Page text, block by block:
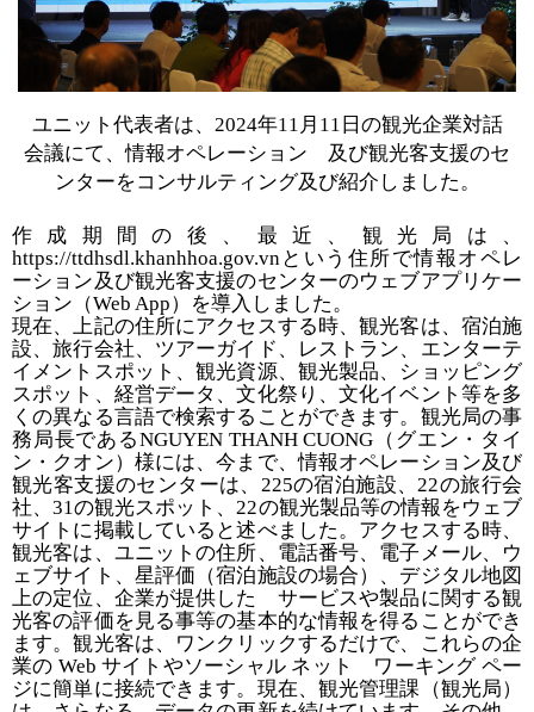
ユニット代表者は、 2024年11 月 11 日の観光企業対話
会議にて、情報オペレーション 及び観光客支援のセ
ンターをコンサルティング及び紹介しました。
作成期間の後、最近、観光局は、
https://ttdhsdl.khanhhoa.gov.vn という住所で情報オペレ
ーション及び観光客支援のセンターのウェブアプリケー
ション（Web App）を導入しました。
現在、上記の住所にアクセスする時、観光客は、宿泊施
設、旅行会社、ツアーガイド、レストラン、エンターテ
イメントスポット、観光資源、観光製品、ショッピング
スポット、経営データ、文化祭り、文化イベント等を多
くの異なる言語で検索することができます。観光局の事
務局長であるNGUYEN THANH CUONG （グエン・タイ
ン・クオン）様には、今まで、情報オペレーション及び
観光客支援のセンターは、 225の宿泊施設、22の旅行会
社、31の観光スポット、22の観光製品等の情報をウェブ
サイトに掲載していると述べました。アクセスする時、
観光客は、ユニットの住所、電話番号、電子メール、ウ
ェブサイト、星評価（宿泊施設の場合）、デジタル地図
上の定位、企業が提供した サービスや製品に関する観
光客の評価を見る事等の基本的な情報を得ることができ
ます。観光客は、ワンクリックするだけで、これらの企
業の Web サイトやソーシャル ネット ワーキング ペー
ジに簡単に接続できます。現在、観光管理課（観光局）